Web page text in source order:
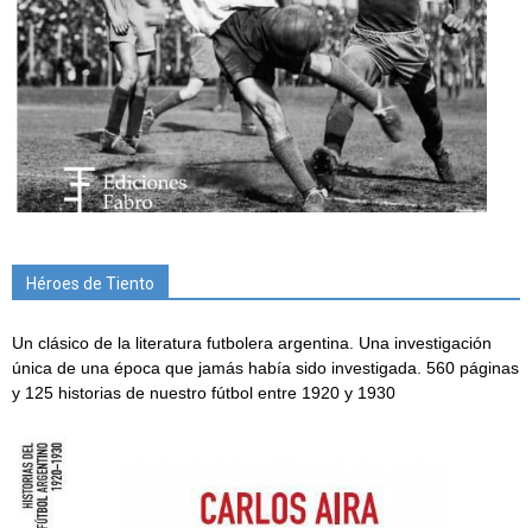
Héroes de Tiento
Un clásico de la literatura futbolera argentina. Una investigación
única de una época que jamás había sido investigada. 560 páginas
y 125 historias de nuestro fútbol entre 1920 y 1930